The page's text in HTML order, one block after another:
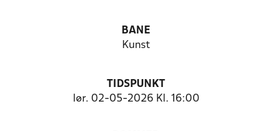
BANE
Kunst
TIDSPUNKT
lør. 02-05-2026 Kl. 16:00